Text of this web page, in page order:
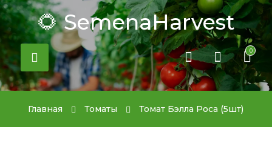
🌻 SemenaHarvest
0
Главная Томаты Томат Бэлла Роса (5шт)